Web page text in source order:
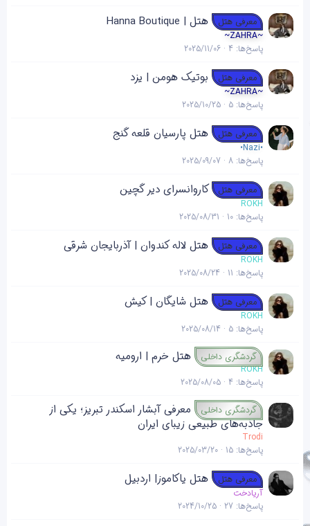
معرفی هتل هتل | Hanna Boutique
~ZAHRA~
پاسخ‌ها 4
2025/11/06
معرفی هتل بوتیک هومن | یزد
~ZAHRA~
پاسخ‌ها 5
2025/10/25
معرفی هتل هتل پارسیان قلعه گنج
•Nazi•
پاسخ‌ها 8
2025/09/07
معرفی هتل کاروانسرای دیر گچین
ROKH
پاسخ‌ها 10
2025/08/31
معرفی هتل هتل لاله کندوان | آذربایجان شرقی
ROKH
پاسخ‌ها 11
2025/08/24
معرفی هتل هتل شایگان | کیش
ROKH
پاسخ‌ها 5
2025/08/14
گردشگری داخلی هتل خرم | ارومیه
ROKH
پاسخ‌ها 4
2025/08/05
گردشگری داخلی
معرفی آبشار اسکندر تبریز؛ یکی از
جاذبه‌های طبیعی زیبای ایران
Trodi
پاسخ‌ها 15
2025/03/20
معرفی هتل هتل یاکاموز| اردبیل
آریادخت
پاسخ‌ها 27
2024/10/25